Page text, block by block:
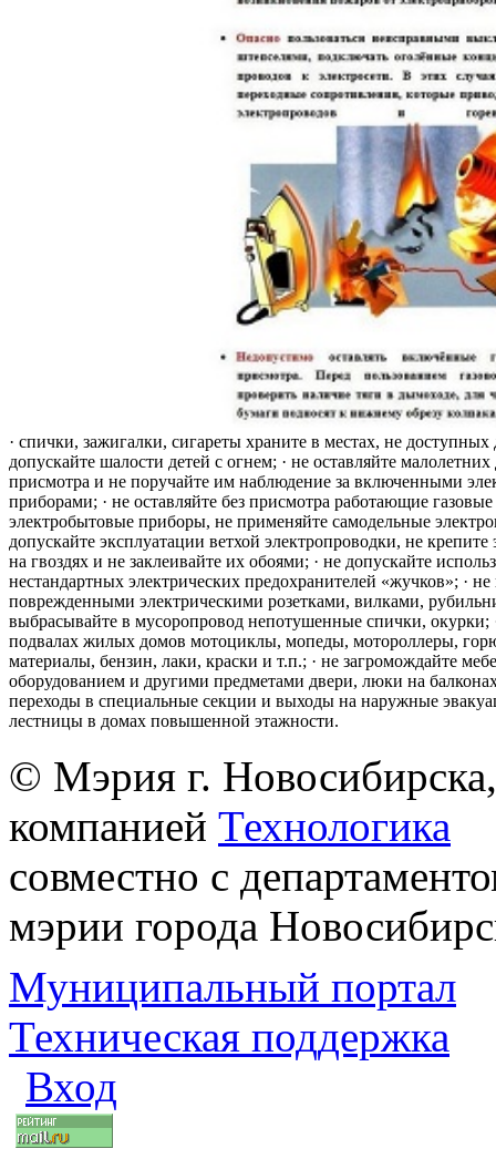
· спички, зажигалки, сигареты храните в местах, не доступных
допускайте шалости детей с огнем; · не оставляйте малолетних
присмотра и не поручайте им наблюдение за включенными
приборами; · не оставляйте без присмотра работающие
электробытовые приборы, не применяйте самодельные
допускайте эксплуатации ветхой электропроводки, не крепите
на гвоздях и не заклеивайте их обоями; · не допускайте
нестандартных электрических предохранителей «жучков»; · не
поврежденными электрическими розетками, вилками,
выбрасывайте в мусоропровод непотушенные спички, окурки;
подвалах жилых домов мотоциклы, мопеды, мотороллеры,
материалы, бензин, лаки, краски и т.п.; · не загромождайте
оборудованием и другими предметами двери, люки на
переходы в специальные секции и выходы на наружные
лестницы в домах повышенной этажности.
© Мэрия г.
компанией Технологика
совместно с
мэрии города
Муниципальный портал
Техническая поддержка
Вход